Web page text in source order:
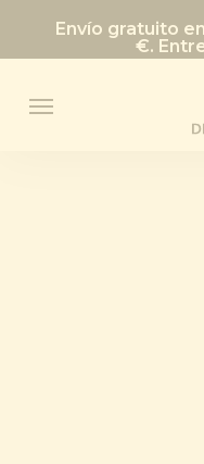
content
Envío gratuito
€.
Menu